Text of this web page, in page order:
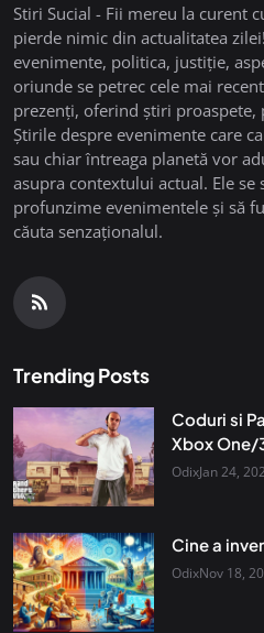
Stiri Sucial - Fii mereu la curent
pierde nimic din actualitatea
evenimente, politica, justiție,
oriunde se petrec cele mai
prezenți, oferind știri proaspete,
Știrile despre evenimente care
sau chiar întreaga planetă vor
asupra contextului actual. Ele se
profunzime evenimentele și să
căuta senzaționalul.
Trending Posts
Coduri si
Xbox One/
OdixJan 24,
Cine a
OdixNov 18,